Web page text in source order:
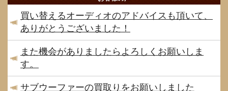
買い替えるオーディオのアドバイスも頂いて、
ありがとうございました！
また機会がありましたらよろしくお願いしま
す。
サブウーファーの買取りをお願いしました